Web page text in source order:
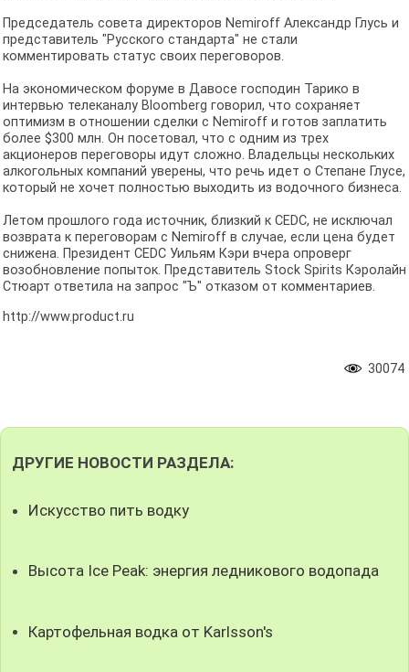
Председатель совета директоров Nemiroff Александр Глусь и
представитель "Русского стандарта" не стали
комментировать статус своих переговоров.
На экономическом форуме в Давосе господин Тарико в
интервью телеканалу Bloomberg говорил, что сохраняет
оптимизм в отношении сделки с Nemiroff и готов заплатить
более $300 млн. Он посетовал, что с одним из трех
акционеров переговоры идут сложно. Владельцы нескольких
алкогольных компаний уверены, что речь идет о Степане Глусе,
который не хочет полностью выходить из водочного бизнеса.
Летом прошлого года источник, близкий к CEDC, не исключал
возврата к переговорам с Nemiroff в случае, если цена будет
снижена. Президент CEDC Уильям Кэри вчера опроверг
возобновление попыток. Представитель Stock Spirits Кэролайн
Стюарт ответила на запрос "Ъ" отказом от комментариев.
http://www.product.ru
30074
ДРУГИЕ НОВОСТИ РАЗДЕЛА:
Искусство пить водку
Высота Ice Peak: энергия ледникового водопада
Картофельная водка от Karlsson's